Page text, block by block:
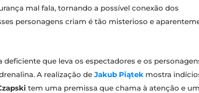
mal fala, tornando a possível conexão dos
personagens criam é tão misterioso e
que leva os espectadores e os
A realização de Jakub Piątek mostra
tem uma premissa que chama à atenção e um